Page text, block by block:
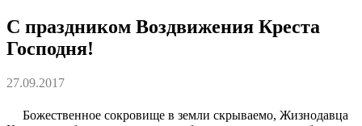
С праздником Воздвижения Креста
Господня!
27.09.2017
Божественное сокровище в земли скрываемо, Жизнодавца